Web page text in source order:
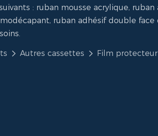
: ruban mousse acrylique,
ruban adhésif double
Autres cassettes Film protecteur